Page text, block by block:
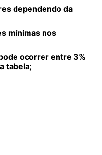
dependendo da
mínimas nos
ocorrer entre 3%
tabela;